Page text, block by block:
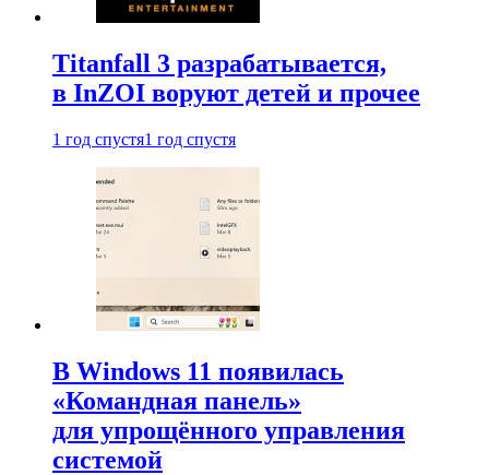
Titanfall 3 разрабатывается,
в InZOI воруют детей и прочее
1 год спустя1 год спустя
В Windows 11 появилась
«Командная панель»
для упрощённого управления
системой